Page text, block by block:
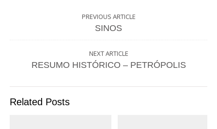
PREVIOUS ARTICLE
SINOS
NEXT ARTICLE
RESUMO HISTÓRICO – PETRÓPOLIS
Related Posts